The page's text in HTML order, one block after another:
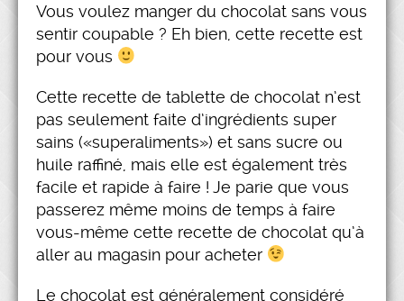
Vous voulez manger du chocolat sans vous
sentir coupable ? Eh bien, cette recette est
pour vous
Cette recette de tablette de chocolat n’est
pas seulement faite d’ingrédients super
sains («superaliments») et sans sucre ou
huile raffiné, mais elle est également très
facile et rapide à faire ! Je parie que vous
passerez même moins de temps à faire
vous-même cette recette de chocolat qu’à
aller au magasin pour acheter
Le chocolat est généralement considéré